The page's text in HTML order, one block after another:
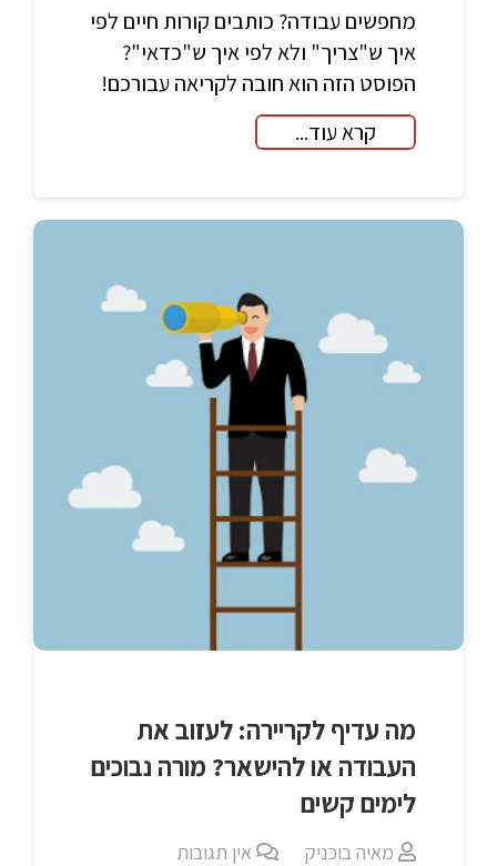
מחפשים עבודה? כותבים קורות חיים לפי
איך ש"צריך" ולא לפי איך ש"כדאי"?
הפוסט הזה הוא חובה לקריאה עבורכם!
קרא עוד...
מה עדיף לקריירה: לעזוב את
העבודה או להישאר? מורה נבוכים
לימים קשים
מאיה בוכניק אין תגובות